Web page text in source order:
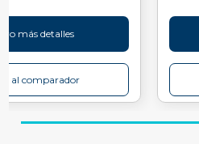
más detalles
al comparador